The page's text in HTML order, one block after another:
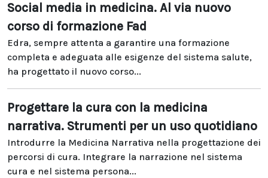
Social media in medicina. Al via nuovo
corso di formazione Fad
Edra, sempre attenta a garantire una formazione
completa e adeguata alle esigenze del sistema salute,
ha progettato il nuovo corso...
Progettare la cura con la medicina
narrativa. Strumenti per un uso quotidiano
Introdurre la Medicina Narrativa nella progettazione dei
percorsi di cura. Integrare la narrazione nel sistema
cura e nel sistema persona...